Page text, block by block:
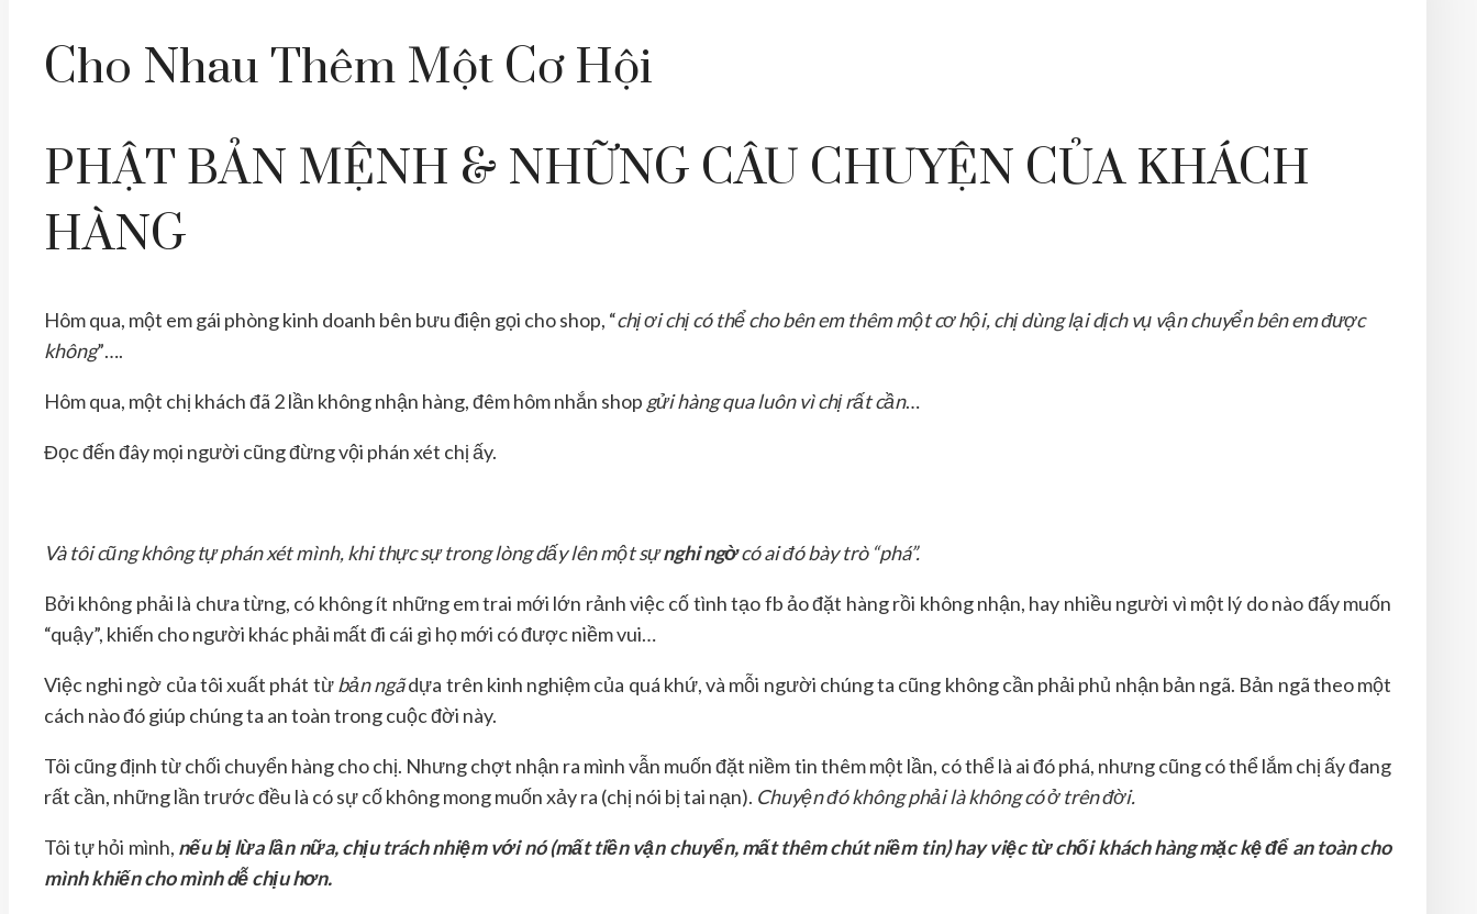
Cho Nhau Thêm Một Cơ Hội
PHẬT BẢN MỆNH & NHỮNG CÂU CHUYỆN CỦA KHÁCH
HÀNG
Hôm qua, một em gái phòng kinh doanh bên bưu điện gọi cho shop, “chị ơi chị có thể cho bên em thêm một cơ hội, chị dùng lại dịch vụ vận chuyển bên em được
không”….
Hôm qua, một chị khách đã 2 lần không nhận hàng, đêm hôm nhắn shop gửi hàng qua luôn vì chị rất cần…
Đọc đến đây mọi người cũng đừng vội phán xét chị ấy.
Và tôi cũng không tự phán xét mình, khi thực sự trong lòng dấy lên một sựnghi ngờcó ai đó bày trò “phá”.
Bởi không phải là chưa từng, có không ít những em trai mới lớn rảnh việc cố tình tạo fb ảo đặt hàng rồi không nhận, hay nhiều người vì một lý do nào đấy muốn
“quậy”, khiến cho người khác phải mất đi cái gì họ mới có được niềm vui…
Việc nghi ngờ của tôi xuất phát từbản ngãdựa trên kinh nghiệm của quá khứ, và mỗi người chúng ta cũng không cần phải phủ nhận bản ngã. Bản ngã theo một
cách nào đó giúp chúng ta an toàn trong cuộc đời này.
Tôi cũng định từ chối chuyển hàng cho chị. Nhưng chợt nhận ra mình vẫn muốn đặt niềm tin thêm một lần, có thể là ai đó phá, nhưng cũng có thể lắm chị ấy đang
rất cần, những lần trước đều là có sự cố không mong muốn xảy ra (chị nói bị tai nạn). Chuyện đó không phải là không có ở trên đời.
Tôi tự hỏi mình, nếu bị lừa lần nữa, chịu trách nhiệm với nó (mất tiền vận chuyển, mất thêm chút niềm tin) hay việc từ chối khách hàng mặc kệ để an toàn cho
mình khiến cho mình dễ chịu hơn.